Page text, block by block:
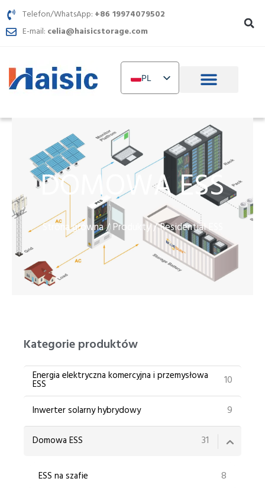
Przejdź
do
treści
Telefon/WhatsApp: +86 19974079502
E-mail: celia@haisicstorage.com
PL
EN
IT
AR
NL
UR
DOMOWA ESS
Strona główna/Produkty/ Residential ESS
Kategorie produktów
Energia elektryczna komercyjna i przemysłowa
ESS 10
Inwerter solarny hybrydowy 9
Domowa ESS 31
ESS na szafie 8